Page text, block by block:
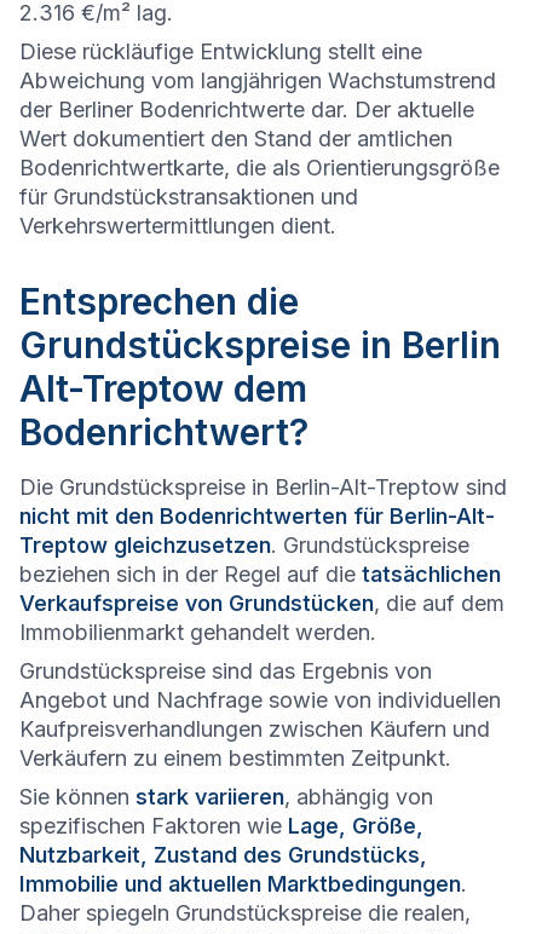
2.316 €/m² lag.
Diese rückläufige Entwicklung stellt eine
Abweichung vom langjährigen Wachstumstrend
der Berliner Bodenrichtwerte dar. Der aktuelle
Wert dokumentiert den Stand der amtlichen
Bodenrichtwertkarte, die als Orientierungsgröße
für Grundstückstransaktionen und
Verkehrswertermittlungen dient.
Entsprechen die
Grundstückspreise in Berlin
Alt-Treptow dem
Bodenrichtwert?
Die Grundstückspreise in Berlin-Alt-Treptow sind
nicht mit den Bodenrichtwerten für Berlin-Alt-
Treptow gleichzusetzen. Grundstückspreise
beziehen sich in der Regel auf die tatsächlichen
Verkaufspreise von Grundstücken, die auf dem
Immobilienmarkt gehandelt werden.
Grundstückspreise sind das Ergebnis von
Angebot und Nachfrage sowie von individuellen
Kaufpreisverhandlungen zwischen Käufern und
Verkäufern zu einem bestimmten Zeitpunkt.
Sie können stark variieren, abhängig von
spezifischen Faktoren wie Lage, Größe,
Nutzbarkeit, Zustand des Grundstücks,
Immobilie und aktuellen Marktbedingungen.
Daher spiegeln Grundstückspreise die realen,